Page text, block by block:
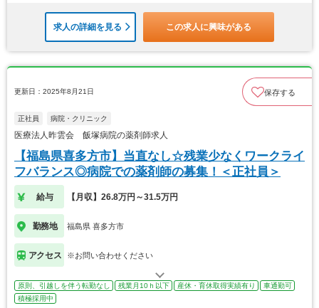
求人の詳細を見る この求人に興味がある
更新日：2025年8月21日 保存する
正社員 病院・クリニック
医療法人昨雲会 飯塚病院の薬剤師求人
【福島県喜多方市】当直なし☆残業少なくワークライ
フバランス◎病院での薬剤師の募集！＜正社員＞
給与 【月収】26.8万円～31.5万円
勤務地 福島県 喜多方市
アクセス ※お問い合わせください
原則、引越しを伴う転勤なし 残業月10ｈ以下 産休・育休取得実績有り
車通勤可
積極採用中